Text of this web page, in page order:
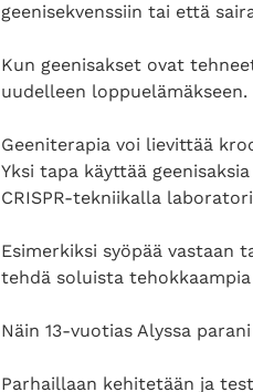
geenisekvenssiin tai että
Kun geenisakset ovat
uudelleen loppuelämäkseen.
Geeniterapia voi lievittää
Yksi tapa käyttää
CRISPR-tekniikalla
Esimerkiksi syöpää vastaan
tehdä soluista
Näin 13-vuotias Alyssa
Parhaillaan kehitetään ja